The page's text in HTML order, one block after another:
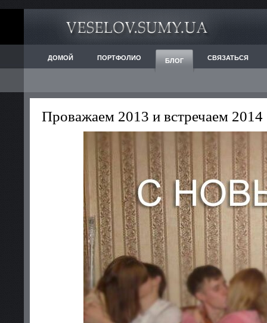
ДОМОЙ ПОРТФОЛИО БЛОГ СВЯЗАТЬСЯ
Проважаем 2013 и встречаем 2014